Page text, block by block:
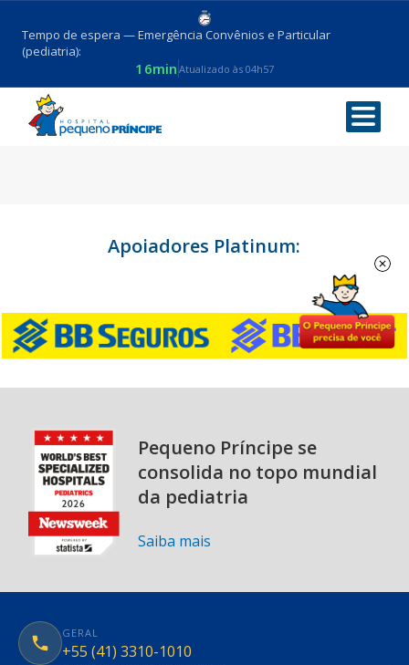
Tempo de espera — Emergência Convênios e Particular
(pediatria):
16min Atualizado às 04h57
Apoiadores Platinum:
Pequeno Príncipe se
consolida no topo mundial
da pediatria
Saiba mais
GERAL
+55 (41) 3310-1010